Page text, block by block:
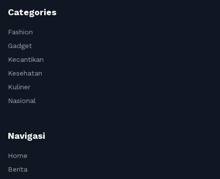
Categories
Fashion
Gadget
Kecantikan
Kesehatan
Kuliner
Nasional
Navigasi
Home
Berita